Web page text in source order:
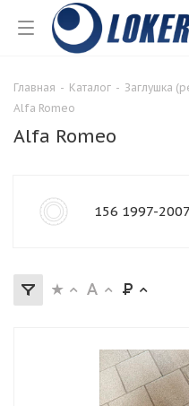
Главная - Каталог - Заглушка
Alfa Romeo
Alfa Romeo
156 1997-2007